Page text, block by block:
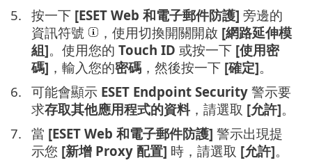
5. 按一下 [ESET Web 和電子郵件防護] 旁邊的
資訊符號
，使用切換開關開啟 [網路延伸模
組]。使用您的 Touch ID 或按一下 [使用密
碼] ，輸入您的密碼 ，然後按一下 [確定]。
6. 可能會顯示 ESET Endpoint Security 警示要
求存取其他應用程式的資料 ，請選取 [允許]。
7. 當 [ESET Web 和電子郵件防護] 警示出現提
示您 [新增 Proxy 配置] 時，請選取 [允許]。